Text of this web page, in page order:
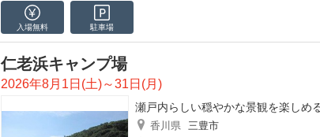
入場無料 駐車場
仁老浜キャンプ場
2026年8月1日(土)～31日(月)
瀬戸内らしい穏やかな景観を楽しめ
香川県 三豊市